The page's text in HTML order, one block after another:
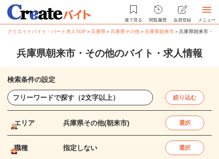
後で見る 閲覧履歴 会員登録 メニュー
クリエイトバイト・パート求人TOP ＞兵庫県＞兵庫県その他＞兵庫県朝来市＞兵庫県朝来市・
兵庫県朝来市・その他のバイト・求人情報
検索条件の設定
絞り込む
エリア 兵庫県その他(朝来市) 選択
職種 指定しない 選択